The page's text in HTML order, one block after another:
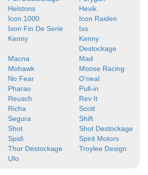
Helstons
Hevik
Icon 1000
Icon Raiden
Ixon Fin De Serie
Ixs
Kenny
Kenny
Destockage
Macna
Mad
Mohawk
Moose Racing
No Fear
O'neal
Pharao
Pull-in
Reusch
Rev It
Richa
Scott
Segura
Shift
Shot
Shot Destockage
Spidi
Spirit Motors
Thor Déstockage
Troylee Design
Ufo